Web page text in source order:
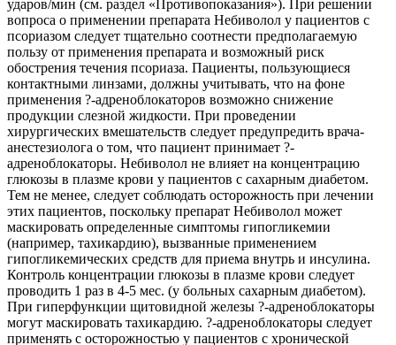
ударов/мин (см. раздел «Противопоказания»). При решении
вопроса о применении препарата Небиволол у пациентов с
псориазом следует тщательно соотнести предполагаемую
пользу от применения препарата и возможный риск
обострения течения псориаза. Пациенты, пользующиеся
контактными линзами, должны учитывать, что на фоне
применения ?-адреноблокаторов возможно снижение
продукции слезной жидкости. При проведении
хирургических вмешательств следует предупредить врача-
анестезиолога о том, что пациент принимает ?-
адреноблокаторы. Небиволол не влияет на концентрацию
глюкозы в плазме крови у пациентов с сахарным диабетом.
Тем не менее, следует соблюдать осторожность при лечении
этих пациентов, поскольку препарат Небиволол может
маскировать определенные симптомы гипогликемии
(например, тахикардию), вызванные применением
гипогликемических средств для приема внутрь и инсулина.
Контроль концентрации глюкозы в плазме крови следует
проводить 1 раз в 4-5 мес. (у больных сахарным диабетом).
При гиперфункции щитовидной железы ?-адреноблокаторы
могут маскировать тахикардию. ?-адреноблокаторы следует
применять с осторожностью у пациентов с хронической